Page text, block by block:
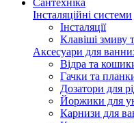
Сантехніка
Інсталяційні системи
Інсталяції
Клавіші змиву
Аксесуари для
Відра та
Гачки та
Дозатори для
Йоржики для
Карнизи для